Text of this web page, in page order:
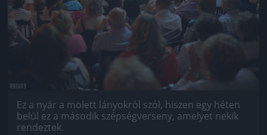
Ez a nyár a molett lányokról szól, hiszen egy héten
belül ez a második szépségverseny, amelyet nekik
rendeztek.